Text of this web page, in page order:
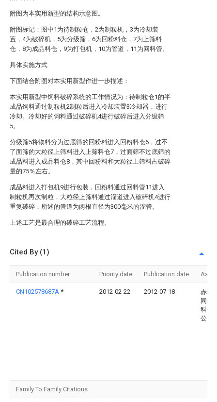
附图为本实用新型的结构示意图。
附图标记：图中1为待制粒仓，2为制粒机，3为冷却装
置，4为破碎机，5为分级筛，6为回粉料仓，7为上筛料
仓，8为成品料仓，9为打包机，10为管道，11为回料管。
具体实施方式
下面结合附图对本实用新型作进一步描述：
本实用新型中饲料破碎系统的工作情况为：待制粒仓1的半
成品饲料通过制粒机2制粒后进入冷却装置3冷却器，进行
冷却。冷却好的饲料通过破碎机4进行破碎后进入分级筛
5。
分级筛5将物料分为过底筛的回粉料进入回粉料仓6，过不
了面筛的大粒径上筛料进入上筛料仓7，过面筛不过底筛的
成品料进入成品料仓8，其中回粉料和大粒径上筛料占破碎
量的75％左右。
成品料进入打包机9进行包装，回粉料通过回料管11进入
制粒机再次制粒，大粒径上筛料通过溜道进入破碎机4进行
重复破碎，所述的管道为两根直径为300毫米的溜管。
上述工艺是最合理的破碎工艺流程。
Cited By (1)
Publication number Priority date Publication date
CN102578687A * 2012-02-22 2012-07-18
赤峰
同心
科技
公司
Family To Family Citations